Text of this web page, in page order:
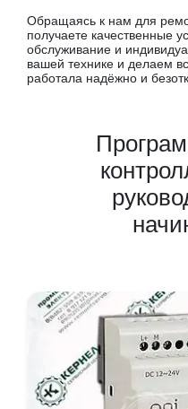
Обращаясь к нам для
получаете качественные
обслуживание и
вашей технике и делаем
работала надёжно и